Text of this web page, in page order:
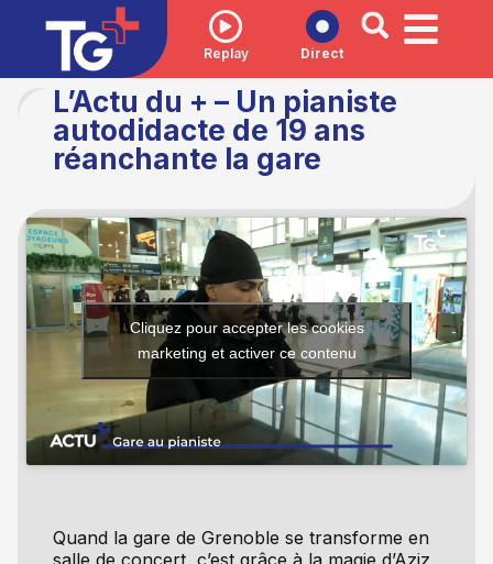
Replay Direct
L’Actu du + – Un pianiste
autodidacte de 19 ans
réanchante la gare
Quand la gare de Grenoble se transforme en
salle de concert, c’est grâce à la magie d’Aziz
Cliquez pour accepter les cookies
marketing et activer ce contenu